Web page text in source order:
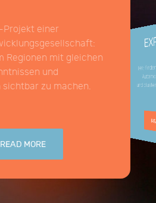
Projekt einer
Regionen mit gleichen
und
sichtbar zu machen.
READ MORE
IHK:
und